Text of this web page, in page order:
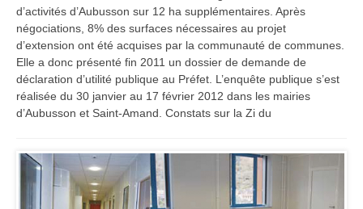
d’activités d’Aubusson sur 12 ha supplémentaires. Après
négociations, 8% des surfaces nécessaires au projet
d’extension ont été acquises par la communauté de communes.
Elle a donc présenté fin 2011 un dossier de demande de
déclaration d’utilité publique au Préfet. L’enquête publique s’est
réalisée du 30 janvier au 17 février 2012 dans les mairies
d’Aubusson et Saint-Amand. Constats sur la Zi du